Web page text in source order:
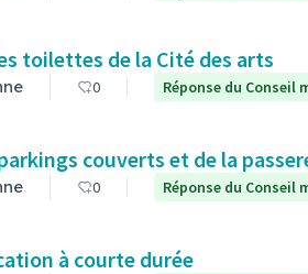
toilettes de la Cité des arts
0 Réponse du
couverts et de la
0 Réponse du
à courte durée